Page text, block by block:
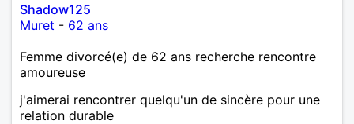
Shadow125
Muret - 62 ans
Femme divorcé(e) de 62 ans recherche rencontre
amoureuse
j'aimerai rencontrer quelqu'un de sincère pour une
relation durable